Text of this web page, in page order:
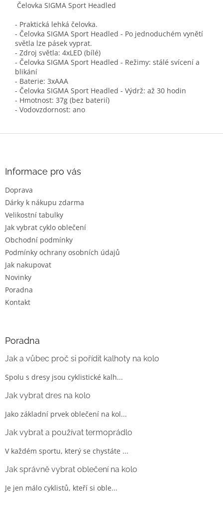
Čelovka SIGMA Sport Headled
- Praktická lehká čelovka.
- Čelovka SIGMA Sport Headled - Po jednoduchém vynětí
světla lze pásek vyprat.
- Zdroj světla: 4xLED (bílé)
- Čelovka SIGMA Sport Headled - Režimy: stálé svícení a
blikání
- Baterie: 3xAAA
- Čelovka SIGMA Sport Headled - Výdrž: až 30 hodin
- Hmotnost: 37g (bez baterií)
- Vodovzdornost: ano
Informace pro vás
Doprava
Dárky k nákupu zdarma
Velikostní tabulky
Jak vybrat cyklo oblečení
Obchodní podmínky
Podmínky ochrany osobních údajů
Jak nakupovat
Novinky
Poradna
Kontakt
Poradna
Jak a vůbec proč si pořídit kalhoty na kolo
Spolu s dresy jsou cyklistické kalh...
Jak vybrat dres na kolo
Jako základní prvek oblečení na kol...
Jak vybrat a používat termoprádlo
V každém sportu, který se chystáte ...
Jak správně vybrat oblečení na kolo
Je jen málo cyklistů, kteří si oble...